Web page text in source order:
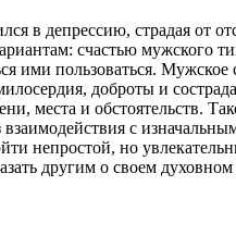
в депрессию, страдая от
счастью
ими пользоваться. Мужское
доброты и
места и обстоятельств.
взаимодействия с
непростой, но
другим о своем